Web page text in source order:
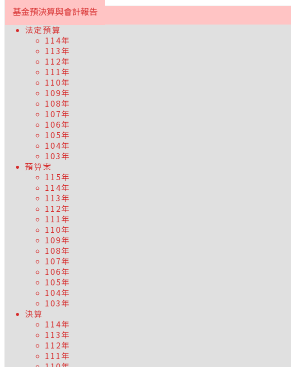
基金預決算與會計報告
法定預算
114年
113年
112年
111年
110年
109年
108年
107年
106年
105年
104年
103年
預算案
115年
114年
113年
112年
111年
110年
109年
108年
107年
106年
105年
104年
103年
決算
114年
113年
112年
111年